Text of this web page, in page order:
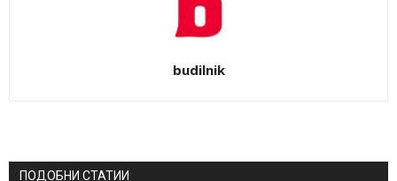
budilnik
ПОДОБНИ СТАТИИ